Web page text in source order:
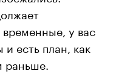
временные, у вас
есть план, как
раньше.